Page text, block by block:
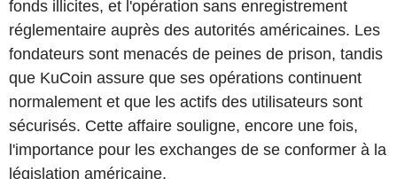
fonds illicites, et l'opération sans enregistrement
réglementaire auprès des autorités américaines. Les
fondateurs sont menacés de peines de prison, tandis
que KuCoin assure que ses opérations continuent
normalement et que les actifs des utilisateurs sont
sécurisés. Cette affaire souligne, encore une fois,
l'importance pour les exchanges de se conformer à la
législation américaine.